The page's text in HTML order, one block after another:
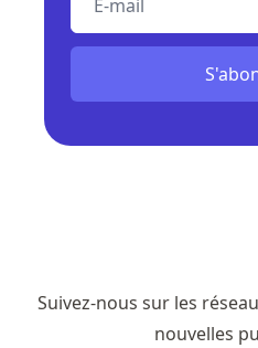
Suivez-nous sur les
nouvelles